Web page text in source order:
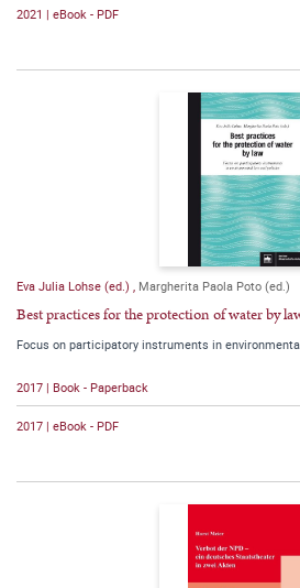
2021 | eBook - PDF
Eva Julia Lohse (ed.) , Margherita Paola Poto (ed.)
Best practices for the protection of water by
Focus on participatory instruments in
2017 | Book - Paperback
2017 | eBook - PDF